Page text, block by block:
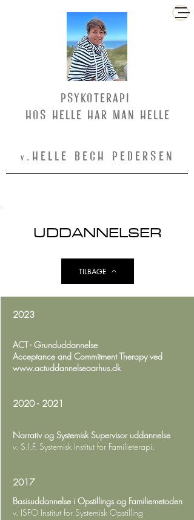
PSYKOTERAPi
Hos helle har man helle
V .HELLE BECH PEDERSEN
UDDANNELSER
TILBAGE
2023
ACT - Grunduddannelse
Acceptance and Commitment Therapy ved
www.actuddannelseaarhus.dk
2020 - 2021
Narrativ og Systemisk Supervisor uddannelse
v. S.I.F. Systemisk Institut for Familieterapi.
2017
Basisuddannelse i Opstillings og Familiemetoden
v. ISFO Institut for Systemisk Opstilling